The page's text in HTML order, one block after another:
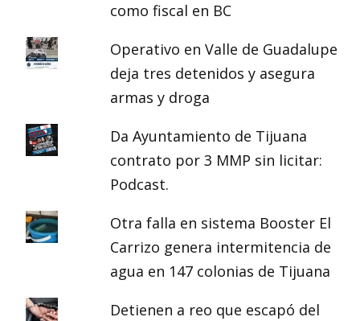
como fiscal en BC
Operativo en Valle de Guadalupe
deja tres detenidos y asegura
armas y droga
Da Ayuntamiento de Tijuana
contrato por 3 MMP sin licitar:
Podcast.
Otra falla en sistema Booster El
Carrizo genera intermitencia de
agua en 147 colonias de Tijuana
Detienen a reo que escapó del